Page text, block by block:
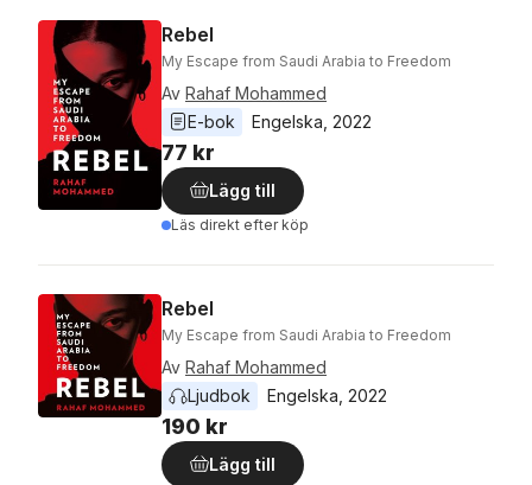
Rebel
My Escape from Saudi Arabia to Freedom
Av Rahaf Mohammed
E-bok
Engelska 2022
77 kr
Lägg till
Läs direkt efter köp
Rebel
My Escape from Saudi Arabia to Freedom
Av Rahaf Mohammed
Ljudbok
Engelska 2022
190 kr
Lägg till